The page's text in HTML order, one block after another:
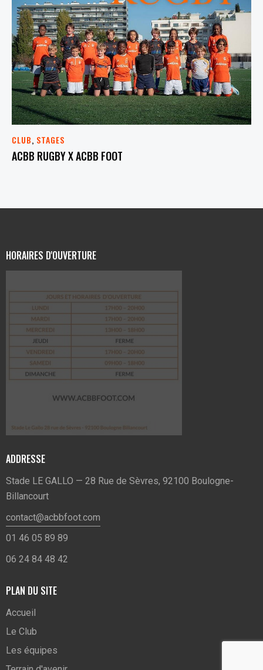
CLUB, STAGES
ACBB RUGBY X ACBB FOOT
HORAIRES D'OUVERTURE
ADDRESSE
Stade LE GALLO — 28 Rue de Sèvres, 92100 Boulogne-
Billancourt
contact@acbbfoot.com
01 46 05 89 89
06 24 84 48 42
PLAN DU SITE
Accueil
Le Club
Les équipes